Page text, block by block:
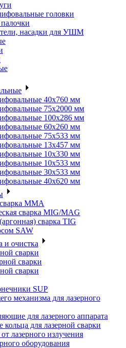
головки
насадки для УШМ
40х760 мм
75х2000 мм
100х286 мм
60х260 мм
75х533 мм
13х457 мм
10х330 мм
10х533 мм
30х533 мм
40х620 мм
MMA
сварка MIG/MAG
сварка TIG
SAW
и очистка
сварки
сварки
сварки
SUP
механизма для лазерного
для лазерного аппарата
для лазерной сварки
лазерного излучения
оборудования